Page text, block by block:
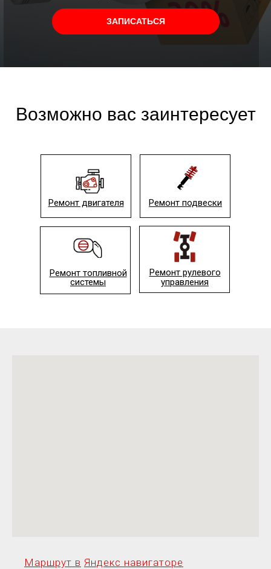
рублейза шт.
ЗАПИСАТЬСЯ
Возможно вас заинтересует
Ремонт двигателя Ремонт подвески
Ремонт рулевого
управления
Ремонт топливной
системы
Маршрут в Яндекс навигаторе